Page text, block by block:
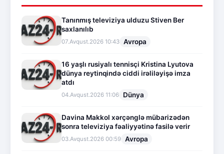
Tanınmış televiziya ulduzu Stiven Ber
saxlanılıb
07.Avqust.2026 10:43 Avropa
16 yaşlı rusiyalı tennisçi Kristina Lyutova
dünya reytinqində ciddi irəliləyişə imza
atdı
04.Avqust.2026 11:06 Dünya
Davina Makkol xərçənglə mübarizədən
sonra televiziya fəaliyyətinə fasilə verir
03.Avqust.2026 00:59 Avropa